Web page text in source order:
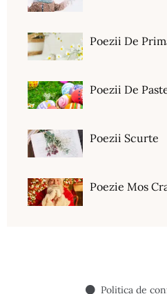
Poezii De
Poezii De
Poezii Scurte
Poezie Mos
Politica de